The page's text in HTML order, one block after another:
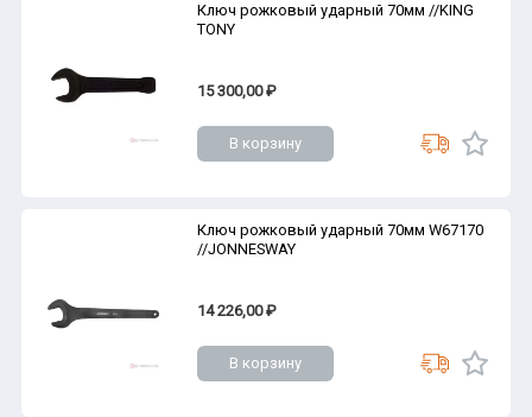
Ключ рожковый ударный 70мм //KING
TONY
15 300,00 ₽
В корзину
Ключ рожковый ударный 70мм W67170
//JONNESWAY
14 226,00 ₽
В корзину